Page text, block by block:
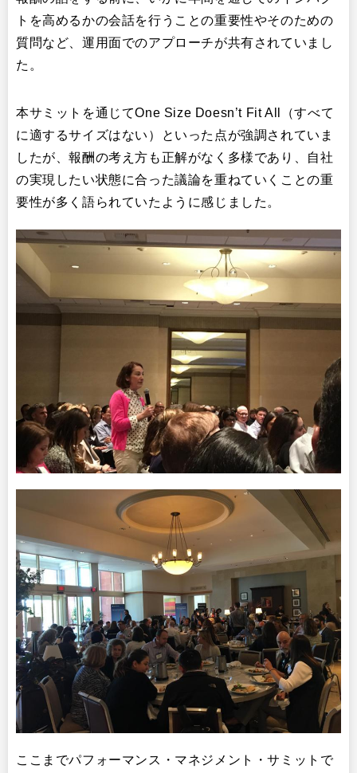
トを高めるかの会話を行うことの重要性やそのための
質問など、運用面でのアプローチが共有されていまし
た。
本サミットを通じてOne Size Doesn’t Fit All（すべて
に適するサイズはない）といった点が強調されていま
したが、報酬の考え方も正解がなく多様であり、自社
の実現したい状態に合った議論を重ねていくことの重
要性が多く語られていたように感じました。
ここまでパフォーマンス・マネジメント・サミットで